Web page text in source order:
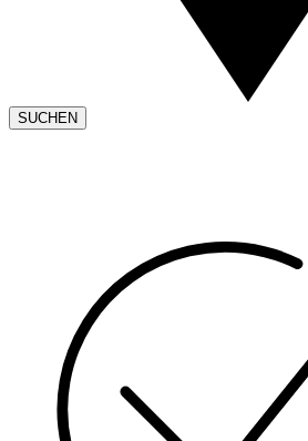
SUCHEN